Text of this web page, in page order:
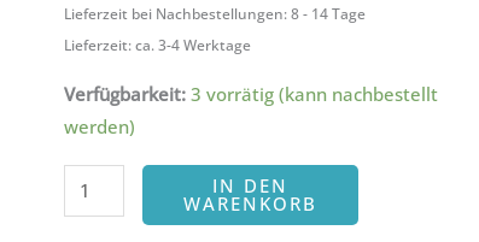
Lieferzeit bei Nachbestellungen: 8 - 14 Tage
Lieferzeit: ca. 3-4 Werktage
Verfügbarkeit: 3 vorrätig (kann nachbestellt
werden)
IN DEN
WARENKORB